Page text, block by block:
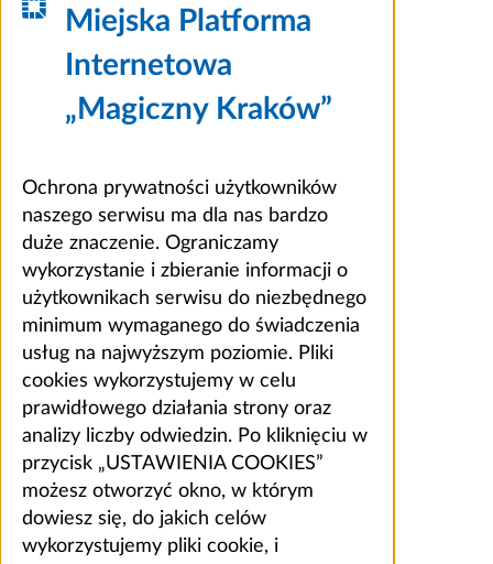
Miejska Platforma
Internetowa
„Magiczny Kraków”
Ochrona prywatności użytkowników
naszego serwisu ma dla nas bardzo
duże znaczenie. Ograniczamy
wykorzystanie i zbieranie informacji o
użytkownikach serwisu do niezbędnego
minimum wymaganego do świadczenia
usług na najwyższym poziomie. Pliki
cookies wykorzystujemy w celu
prawidłowego działania strony oraz
analizy liczby odwiedzin. Po kliknięciu w
przycisk „USTAWIENIA COOKIES”
możesz otworzyć okno, w którym
dowiesz się, do jakich celów
wykorzystujemy pliki cookie, i